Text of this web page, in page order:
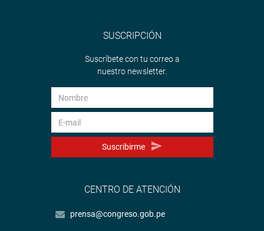
SUSCRIPCIÓN
Suscríbete con tu correo a
nuestro newsletter.
Suscribirme
CENTRO DE ATENCIÓN
prensa@congreso.gob.pe